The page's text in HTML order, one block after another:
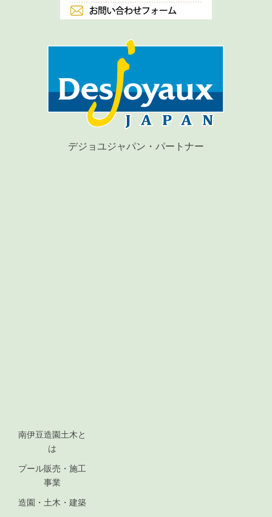
デジョユジャパン・パートナー
南伊豆造園土木と
は
プール販売・施工
事業
造園・土木・建築